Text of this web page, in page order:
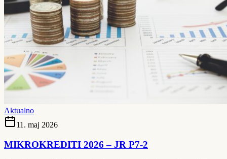
Aktualno
11. maj 2026
MIKROKREDITI 2026 – JR P7-2